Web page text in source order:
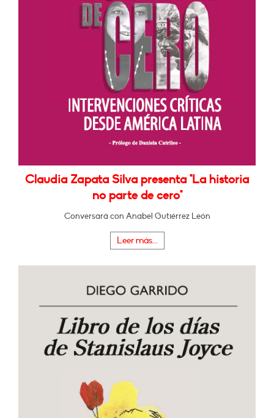
Claudia Zapata Silva presenta "La historia
no parte de cero"
Conversará con Anabel Gutiérrez León
Leer más...